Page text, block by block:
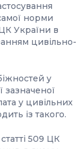
норми
ЦК України в
цивільно-
у
зазначеної
у цивільних
із такого.
509 ЦК